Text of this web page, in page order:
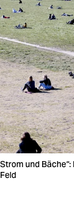
und